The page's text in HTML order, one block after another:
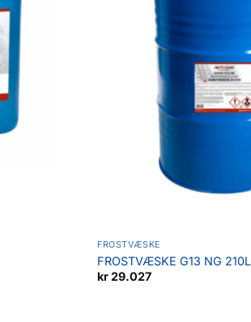
FROSTVÆSKE
FROSTVÆSKE G13 NG 210L
kr29.027